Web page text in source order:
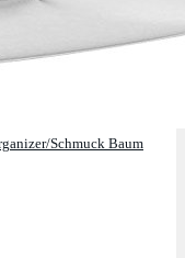
Schmuck Baum